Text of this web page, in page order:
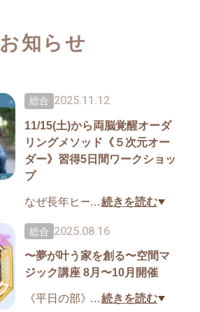
お知らせ
総合 2025.11.12
11/15(土)から両脳覚醒オーダ
リングメソッド《５次元オー
ダー》習得5日間ワークショッ
プ
なぜ長年ヒーリングやスピリ
チュアルを学んでも
苦しさから解放されないの
か？
深い傷を癒し、本当の理想の
…続きを読む
総合 2025.08.16
〜夢が叶う家を創る〜空間マ
ジック講座 8月〜10月開催
《平日の部》…続きを読む